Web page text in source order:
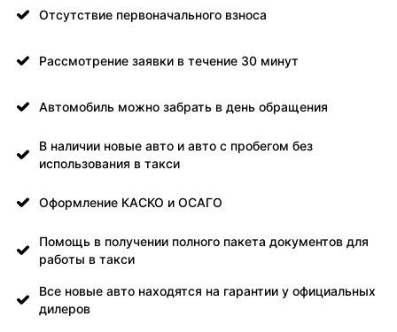
Отсутствие первоначального взноса
Рассмотрение заявки в течение 30 минут
Автомобиль можно забрать в день обращения
В наличии новые авто и авто с пробегом без
использования в такси
Оформление КАСКО и ОСАГО
Помощь в получении полного пакета документов для
работы в такси
Все новые авто находятся на гарантии у официальных
дилеров